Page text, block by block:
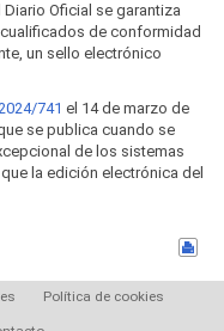
Oficial se garantiza
de conformidad
un sello electrónico
741 el 14 de marzo de
se publica cuando se
de los sistemas
la edición electrónica del
Política de cookies